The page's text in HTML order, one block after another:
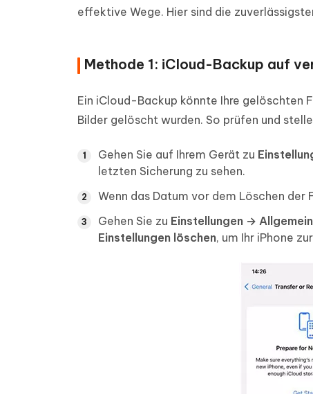
effektive Wege. Hier sind die
Methode 1: iCloud-Backup auf
Ein iCloud-Backup könnte Ihre gelöschten
Bilder gelöscht wurden. So prüfen und
Gehen Sie auf Ihrem Gerät zu
letzten Sicherung zu sehen.
Wenn das Datum vor dem Löschen
Gehen Sie zu Einstellungen →
Einstellungen löschen, um Ihr iPhone